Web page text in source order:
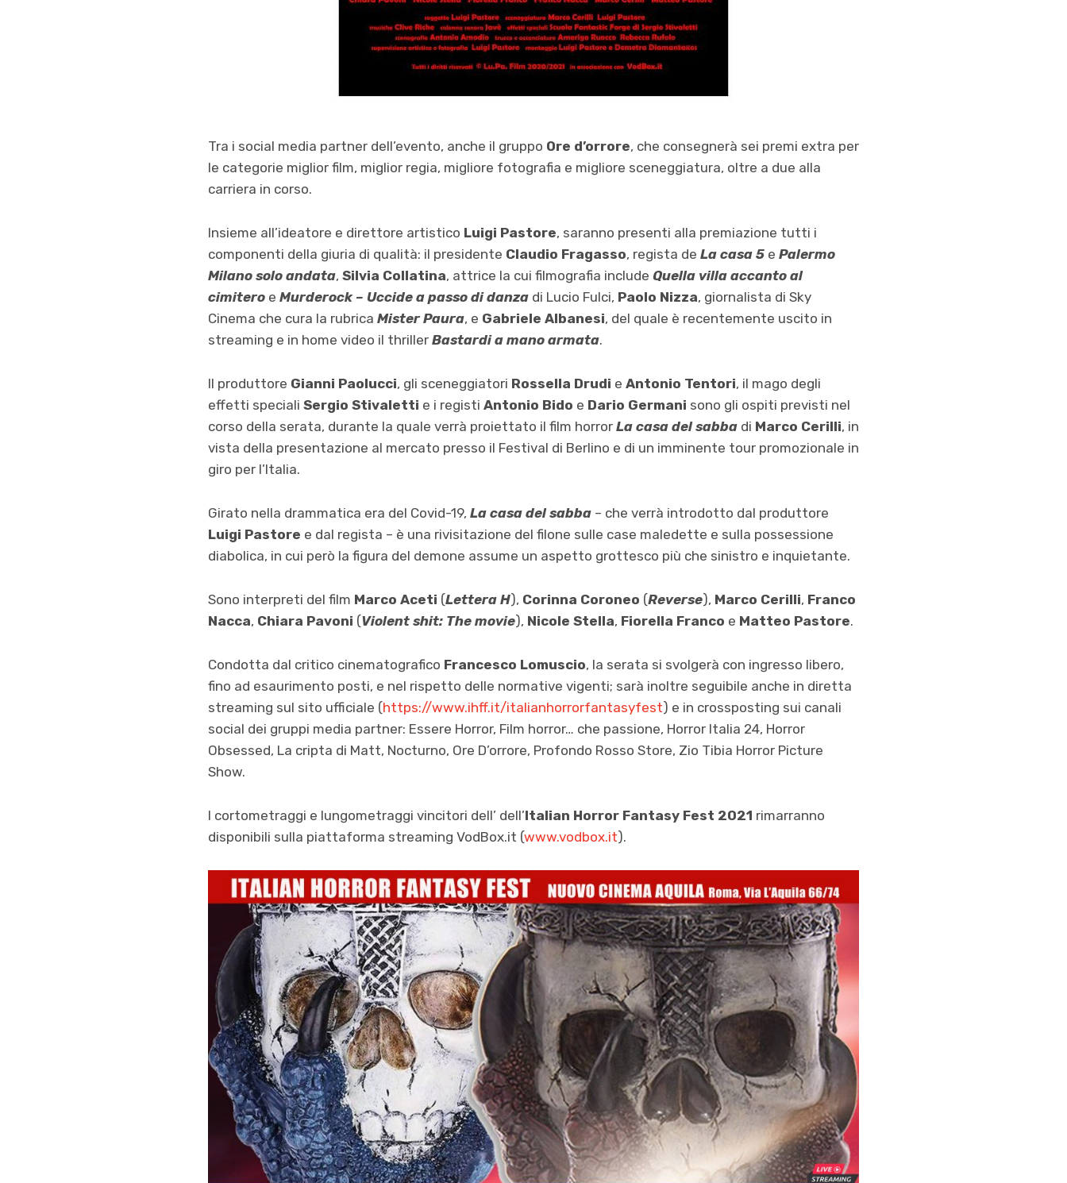
Tra i social media partner dell’evento, anche il gruppo Ore d’orrore, che consegnerà sei premi extra per
le categorie miglior film, miglior regia, migliore fotografia e migliore sceneggiatura, oltre a due alla
carriera in corso.
Insieme all’ideatore e direttore artistico Luigi Pastore, saranno presenti alla premiazione tutti i
componenti della giuria di qualità: il presidente Claudio Fragasso, regista de La casa 5 e Palermo
Milano solo andata, Silvia Collatina, attrice la cui filmografia include Quella villa accanto al
cimitero e Murderock – Uccide a passo di danza di Lucio Fulci, Paolo Nizza, giornalista di Sky
Cinema che cura la rubrica Mister Paura, e Gabriele Albanesi, del quale è recentemente uscito in
streaming e in home video il thriller Bastardi a mano armata.
Il produttore Gianni Paolucci, gli sceneggiatori Rossella Drudi e Antonio Tentori, il mago degli
effetti speciali Sergio Stivaletti e i registi Antonio Bido e Dario Germani sono gli ospiti previsti nel
corso della serata, durante la quale verrà proiettato il film horror La casa del sabba di Marco Cerilli, in
vista della presentazione al mercato presso il Festival di Berlino e di un imminente tour promozionale in
giro per l’Italia.
Girato nella drammatica era del Covid-19, La casa del sabba – che verrà introdotto dal produttore
Luigi Pastore e dal regista – è una rivisitazione del filone sulle case maledette e sulla possessione
diabolica, in cui però la figura del demone assume un aspetto grottesco più che sinistro e inquietante.
Sono interpreti del film Marco Aceti (Lettera H), Corinna Coroneo (Reverse), Marco Cerilli, Franco
Nacca, Chiara Pavoni (Violent shit: The movie), Nicole Stella, Fiorella Franco e Matteo Pastore.
Condotta dal critico cinematografico Francesco Lomuscio, la serata si svolgerà con ingresso libero,
fino ad esaurimento posti, e nel rispetto delle normative vigenti; sarà inoltre seguibile anche in diretta
streaming sul sito ufficiale (https://www.ihff.it/italianhorrorfantasyfest) e in crossposting sui canali
social dei gruppi media partner: Essere Horror, Film horror… che passione, Horror Italia 24, Horror
Obsessed, La cripta di Matt, Nocturno, Ore D’orrore, Profondo Rosso Store, Zio Tibia Horror Picture
Show.
I cortometraggi e lungometraggi vincitori dell’ dell’Italian Horror Fantasy Fest 2021 rimarranno
disponibili sulla piattaforma streaming VodBox.it (www.vodbox.it).